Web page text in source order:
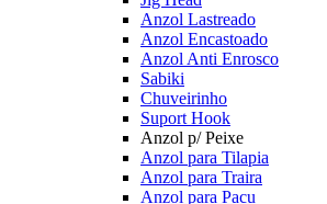
Anzol Lastreado
Anzol Encastoado
Anzol Anti Enrosco
Sabiki
Chuveirinho
Suport Hook
Anzol p/ Peixe
Anzol para Tilapia
Anzol para Traira
Anzol para Pacu